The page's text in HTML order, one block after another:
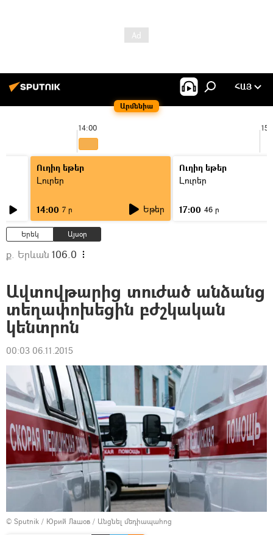
Արմենիա
ՀԱՅ
14:00
Ուղիղ եթեր
Լուրեր
14:00 7 ր Եթեր
Ուղիղ եթեր
Լուրեր
17:00 46 ր
Երեկ Այսօր
ք. Երևան 106.0
Ավտովթարից տուժած անձանց
տեղափոխեցին բժշկական
կենտրոն
00:03 06.11.2015
© Sputnik / Юрий Лашов / Անցնել մեդիապահոց